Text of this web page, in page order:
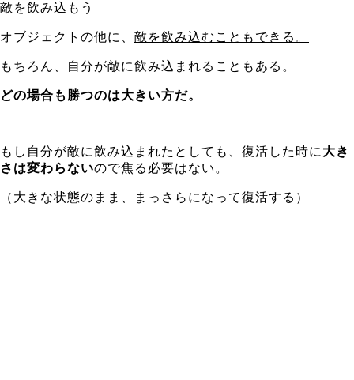
敵を飲み込もう
オブジェクトの他に、 敵を飲み込むこともできる。
もちろん、自分が敵に飲み込まれることもある。
どの場合も勝つのは大きい方だ。
もし自分が敵に飲み込まれたとしても、復活した時に 大き
さは変わらないので焦る必要はない。
（大きな状態のまま、まっさらになって復活する）